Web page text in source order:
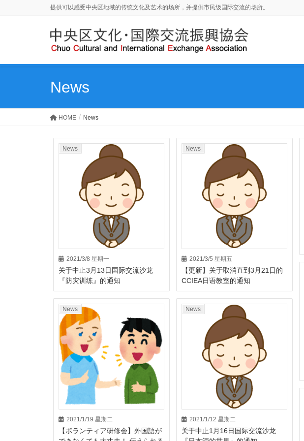
提供可以感受中央区地域的传统文化及艺术的场所，并提供市民级国际交流的场所。
News
HOME News
2021/3/8 星期一
News
关于中止3月13日国际交流沙龙
『防灾训练』的通知
2021/3/5 星期五
News
【更新】关于取消直到3月21日的
CCIEA日语教室的通知
2021/1/19 星期二
News
【ボランティア研修会】外国語が
2021/1/12 星期二
News
关于中止1月16日国际交流沙龙